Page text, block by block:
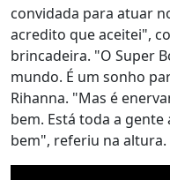
convidada para atuar
acredito que aceitei",
brincadeira. "O Super
mundo. É um sonho
Rihanna. "Mas é
bem. Está toda a
bem", referiu na altura.